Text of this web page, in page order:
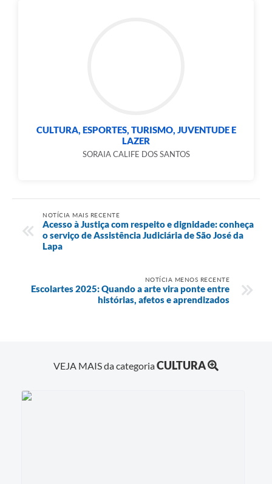
CULTURA, ESPORTES, TURISMO, JUVENTUDE E
LAZER
SORAIA CALIFE DOS SANTOS
NOTÍCIA MAIS RECENTE
Acesso à Justiça com respeito e dignidade: conheça
o serviço de Assistência Judiciária de São José da
Lapa
NOTÍCIA MENOS RECENTE
Escolartes 2025: Quando a arte vira ponte entre
histórias, afetos e aprendizados
VEJA MAIS da categoriaCULTURA